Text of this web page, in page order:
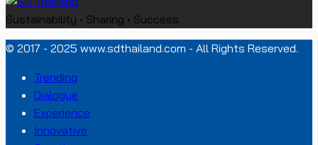
Sustainability • Sharing • Success
© 2017 - 2025 www.sdthailand.com - All Rights Reserved.
Trending
Dialogue
Experience
Innovative